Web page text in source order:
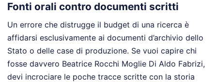
Fonti orali contro documenti scritti
Un errore che distrugge il budget di una ricerca è
affidarsi esclusivamente ai documenti d’archivio dello
Stato o delle case di produzione. Se vuoi capire chi
fosse davvero Beatrice Rocchi Moglie Di Aldo Fabrizi,
devi incrociare le poche tracce scritte con la storia